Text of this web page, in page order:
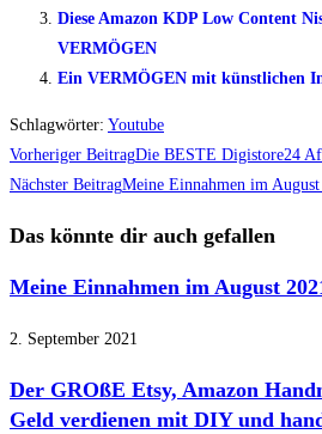
Diese Amazon KDP Low Content
VERMÖGEN
Ein VERMÖGEN mit künstlichen
Schlagwörter: Youtube
Weitere
Artikel
ansehen
Vorheriger BeitragDie BESTE Digistore24
Nächster BeitragMeine Einnahmen im
Das könnte dir auch gefallen
Meine Einnahmen im August
2. September 2021
Der GROßE Etsy, Amazon
Geld verdienen mit DIY und